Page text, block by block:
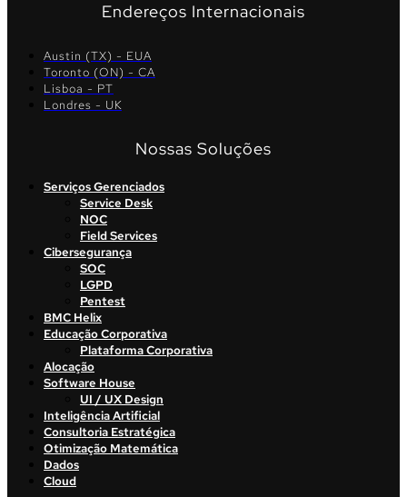
Endereços Internacionais
Austin (TX) - EUA
Toronto (ON) - CA
Lisboa - PT
Londres - UK
Nossas Soluções
Serviços Gerenciados
Service Desk
NOC
Field Services
Cibersegurança
SOC
LGPD
Pentest
BMC Helix
Educação Corporativa
Plataforma Corporativa
Alocação
Software House
UI / UX Design
Inteligência Artificial
Consultoria Estratégica
Otimização Matemática
Dados
Cloud